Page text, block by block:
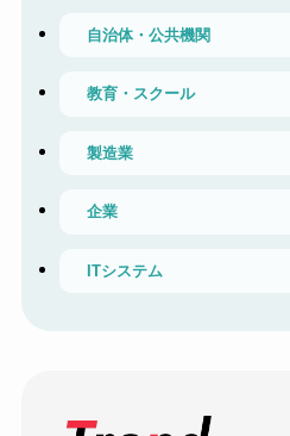
自治体・公共機関
教育・スクール
製造業
企業
ITシステム